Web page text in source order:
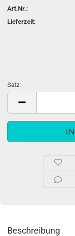
Art.Nr.:
Lieferzeit:
Satz:
Satz
Beschreibung